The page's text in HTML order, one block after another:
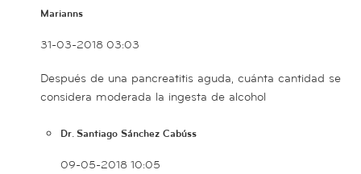
Marianns
31-03-2018 03:03
Después de una pancreatitis aguda, cuánta cantidad se
considera moderada la ingesta de alcohol
Dr. Santiago Sánchez Cabúss
09-05-2018 10:05